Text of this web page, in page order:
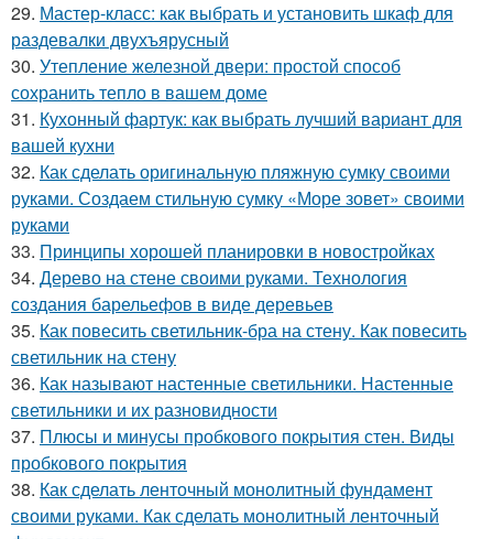
29. Мастер-класс: как выбрать и установить шкаф для
раздевалки двухъярусный
30. Утепление железной двери: простой способ
сохранить тепло в вашем доме
31. Кухонный фартук: как выбрать лучший вариант для
вашей кухни
32. Как сделать оригинальную пляжную сумку своими
руками. Создаем стильную сумку «Море зовет» своими
руками
33. Принципы хорошей планировки в новостройках
34. Дерево на стене своими руками. Технология
создания барельефов в виде деревьев
35. Как повесить светильник-бра на стену. Как повесить
светильник на стену
36. Как называют настенные светильники. Настенные
светильники и их разновидности
37. Плюсы и минусы пробкового покрытия стен. Виды
пробкового покрытия
38. Как сделать ленточный монолитный фундамент
своими руками. Как сделать монолитный ленточный